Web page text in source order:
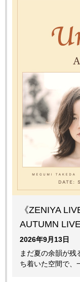
《ZENIYA
AUTUMN
2026年9月13日
まだ夏の余韻が残
ち着いた空間で、